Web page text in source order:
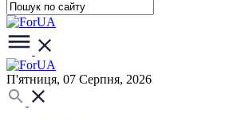
П'ятниця, 07 Серпня, 2026